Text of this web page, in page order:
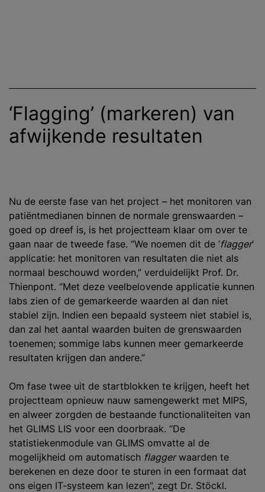
‘Flagging’ (markeren) van
afwijkende resultaten
Nu de eerste fase van het project – het monitoren van
patiëntmedianen binnen de normale grenswaarden –
goed op dreef is, is het projectteam klaar om over te
gaan naar de tweede fase. “We noemen dit de ‘flagger’
applicatie: het monitoren van resultaten die niet als
normaal beschouwd worden,” verduidelijkt Prof. Dr.
Thienpont. “Met deze veelbelovende applicatie kunnen
labs zien of de gemarkeerde waarden al dan niet
stabiel zijn. Indien een bepaald systeem niet stabiel is,
dan zal het aantal waarden buiten de grenswaarden
toenemen; sommige labs kunnen meer gemarkeerde
resultaten krijgen dan andere.”
Om fase twee uit de startblokken te krijgen, heeft het
projectteam opnieuw nauw samengewerkt met MIPS,
en alweer zorgden de bestaande functionaliteiten van
het GLIMS LIS voor een doorbraak. “De
statistiekenmodule van GLIMS omvatte al de
mogelijkheid om automatisch flaggerwaarden te
berekenen en deze door te sturen in een formaat dat
ons eigen IT-systeem kan lezen”, zegt Dr. Stöckl.